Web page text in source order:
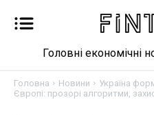
Головні економічні
Головна Новини
Україна
Європі: прозорі алгоритми,